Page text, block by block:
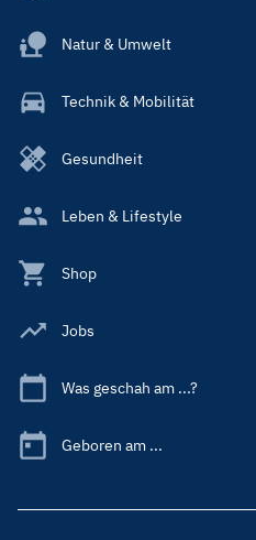
Natur & Umwelt
Technik & Mobilität
Gesundheit
Leben & Lifestyle
Shop
Jobs
Was geschah am ...?
Geboren am ...